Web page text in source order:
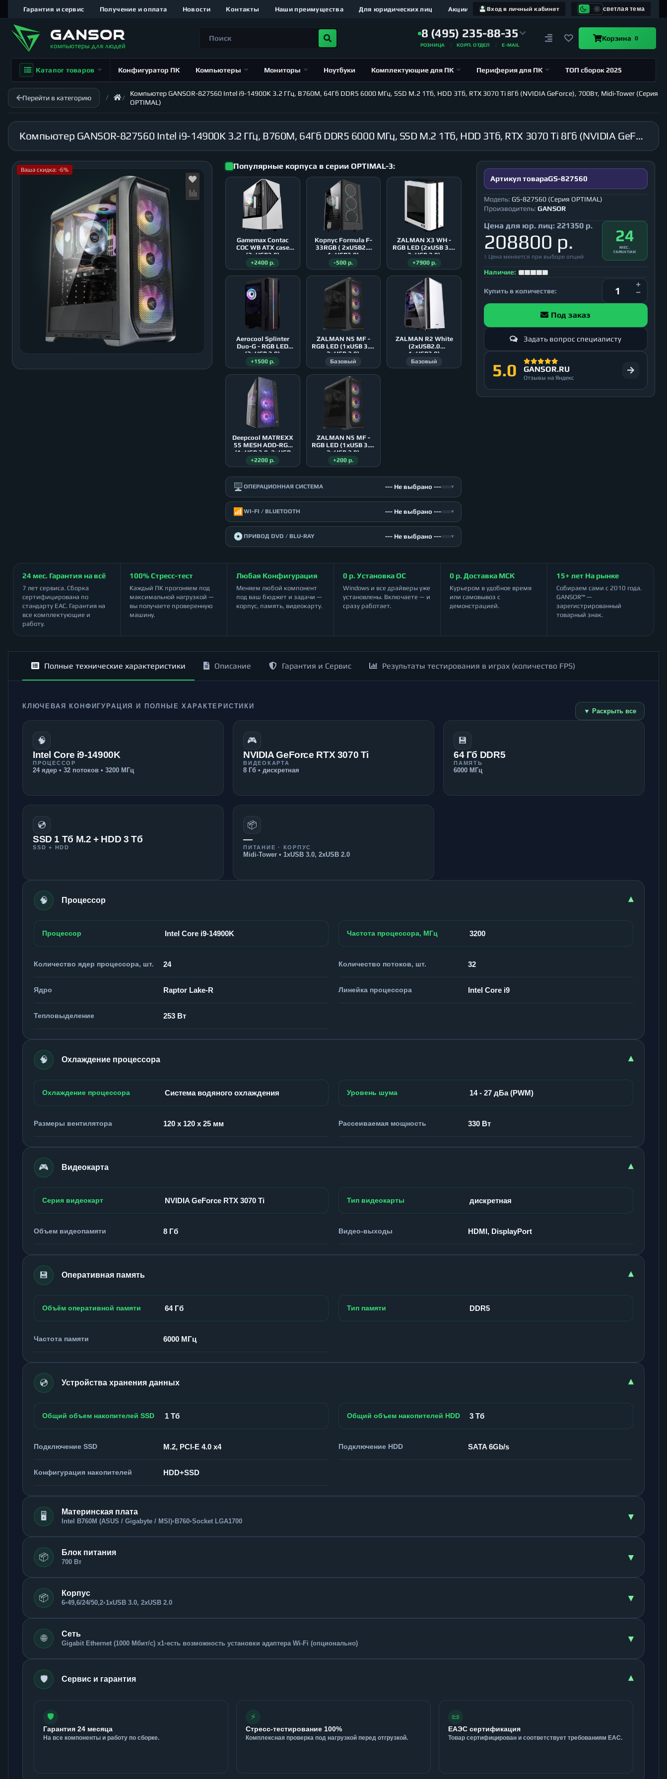
Вход в личный кабинет светлая тема
Гарантия и сервис Получение и оплата Новости Контакты Наши преимущества Для юридических лиц Акции
8 (495) 235-88-35
РОЗНИЦА КОРП. ОТДЕЛ E-MAIL
Корзина 0
Каталог товаров Конфигуратор ПК Компьютеры Мониторы Ноутбуки Комплектующие для ПК Периферия для ПК ТОП сборок 2025
Перейти в категорию
Компьютер GANSOR-827560 Intel i9-14900K 3.2 ГГц, B760M, 64Гб DDR5 6000 МГц, SSD M.2 1Тб, HDD 3Тб, RTX 3070 Ti 8Гб (NVIDIA GeForce), 700Вт, Midi-Tower (Серия
OPTIMAL)
Компьютер GANSOR-827560 Intel i9-14900K 3.2 ГГц, B760M, 64Гб DDR5 6000 МГц, SSD M.2 1Тб, HDD 3Тб, RTX 3070 Ti 8Гб (NVIDIA GeForce), 700Вт, Midi-Tower (Серия OPTIMAL)
Ваша скидка: -6% Популярные корпуса в серии OPTIMAL-3:
Gamemax Contac
COC WB ATX case
(2xUSB3.0)
+2400 р.
Корпус Formula F-
33RGB ( 2xUSB2.0
1xUSB3.0)
-500 р.
ZALMAN X3 WH -
RGB LED (2xUSB 3.0,
2xUSB 2.0)
+7900 р.
Aerocool Splinter
Duo-G - RGB LED
(2xUSB 3.0)
+1500 р.
ZALMAN N5 MF -
RGB LED (1xUSB 3.0,
2xUSB 2.0)
Базовый
ZALMAN R2 White
(2xUSB2.0
1xUSB3.0)
Базовый
Deepcool MATREXX
55 MESH ADD-RGB
(1xUSB 3.0, 2xUSB
2.0)
+2200 р.
ZALMAN N5 MF -
RGB LED (1xUSB 3.0,
2xUSB 2.0)
+200 р.
🖥️ ОПЕРАЦИОННАЯ СИСТЕМА --- Не выбрано --- ▾
📶 WI-FI / BLUETOOTH --- Не выбрано --- ▾
💿 ПРИВОД DVD / BLU-RAY --- Не выбрано --- ▾
Артикул товараGS-827560
Модель: GS-827560 (Серия OPTIMAL)
Производитель: GANSOR
Цена для юр. лиц: 221350 р.
208800 р.
↕ Цена меняется при выборе опций
24
МЕС.
ГАРАНТИИ
Наличие:
Купить в количестве:
Под заказ
Задать вопрос специалисту
5.0 GANSOR.RU
Отзывы на Яндекс
24 мес. Гарантия на всё
7 лет сервиса. Сборка
сертифицирована по
стандарту ЕАС. Гарантия на
все комплектующие и
работу.
100% Стресс-тест
Каждый ПК прогоняем под
максимальной нагрузкой —
вы получаете проверенную
машину.
Любая Конфигурация
Меняем любой компонент
под ваш бюджет и задачи —
корпус, память, видеокарту.
0 р. Установка ОС
Windows и все драйверы уже
установлены. Включаете — и
сразу работает.
0 р. Доставка МСК
Курьером в удобное время
или самовывоз с
демонстрацией.
15+ лет На рынке
Собираем сами с 2010 года.
GANSOR™ —
зарегистрированный
товарный знак.
Полные технические характеристики Описание Гарантия и Сервис Результаты тестирования в играх (количество FPS)
КЛЮЧЕВАЯ КОНФИГУРАЦИЯ И ПОЛНЫЕ ХАРАКТЕРИСТИКИ
▼ Раскрыть все
🧠
Intel Core i9-14900K
ПРОЦЕССОР
24 ядер • 32 потоков • 3200 МГц
🎮
NVIDIA GeForce RTX 3070 Ti
ВИДЕОКАРТА
8 Гб • дискретная
💾
64 Гб DDR5
ПАМЯТЬ
6000 МГц
💿
SSD 1 Тб M.2 + HDD 3 Тб
SSD + HDD
📦
—
ПИТАНИЕ · КОРПУС
Midi-Tower • 1xUSB 3.0, 2xUSB 2.0
🧠 Процессор ▾
Процессор Intel Core i9-14900K Частота процессора, МГц 3200
Количество ядер процессора, шт. 24 Количество потоков, шт. 32
Ядро Raptor Lake-R Линейка процессора Intel Core i9
Тепловыделение 253 Вт
🧠 Охлаждение процессора ▾
Охлаждение процессора Система водяного охлаждения Уровень шума 14 - 27 дБа (PWM)
Размеры вентилятора 120 x 120 x 25 мм Рассеиваемая мощность 330 Вт
🎮 Видеокарта ▾
Серия видеокарт NVIDIA GeForce RTX 3070 Ti Тип видеокарты дискретная
Объем видеопамяти 8 Гб Видео-выходы HDMI, DisplayPort
💾 Оперативная память ▾
Объём оперативной памяти 64 Гб Тип памяти DDR5
Частота памяти 6000 МГц
💿 Устройства хранения данных ▾
Общий объем накопителей SSD 1 Тб Общий объем накопителей HDD 3 Тб
Подключение SSD M.2, PCI-E 4.0 x4 Подключение HDD SATA 6Gb/s
Конфигурация накопителей HDD+SSD
🖥️ Материнская плата
Intel B760M (ASUS / Gigabyte / MSI)• B760•Socket LGA1700 ▾
📦 Блок питания
700 Вт ▾
📦 Корпус
6•49,6/24/50,2•1xUSB 3.0, 2xUSB 2.0 ▾
🌐 Сеть
Gigabit Ethernet (1000 Мбит/с) x1•есть возможность установки адаптера Wi-Fi (опционально) ▾
🛡️ Сервис и гарантия ▾
🛡️
Гарантия 24 месяца
На все компоненты и работу по сборке.
⚡
Стресс-тестирование 100%
Комплексная проверка под нагрузкой перед отгрузкой.
📜
ЕАЭС сертификация
Товар сертифицирован и соответствует требованиям ЕАС.